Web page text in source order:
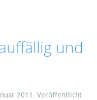
und
2011 . Veröffentlicht